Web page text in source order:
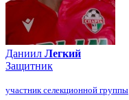
Даниил Легкий
Защитник
участник селекционной группы